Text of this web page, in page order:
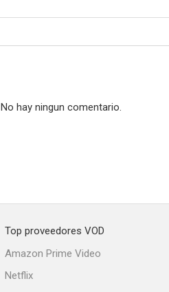
No hay ningun comentario.
Top proveedores VOD
Amazon Prime Video
Netflix